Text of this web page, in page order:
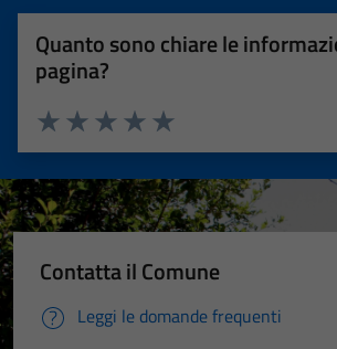
Quanto sono chiare le
pagina?
Valuta 5 stelle su 5
Valuta 4 stelle su 5
Valuta 3 stelle su 5
Valuta 2 stelle su 5
Valuta 1 stelle su 5
Contatta il Comune
Leggi le domande frequenti